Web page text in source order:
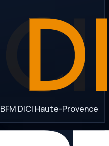
BFM DICI Haute-Provence